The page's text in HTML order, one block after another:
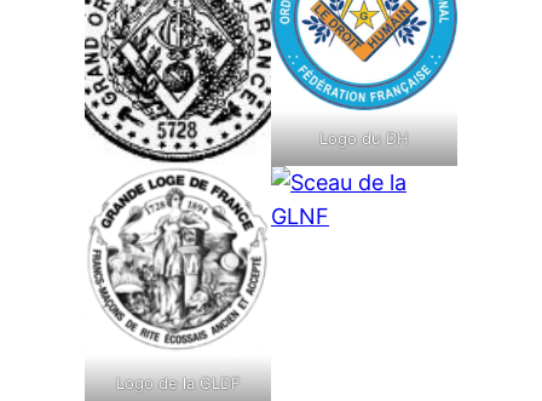
Logo du DH
Logo de la GLDF